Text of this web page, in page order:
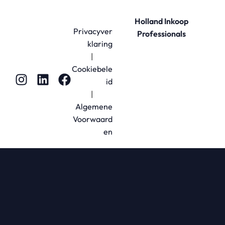
Holland Inkoop
Professionals
Privacyver
klaring
|
Cookiebele
id
|
Algemene
Voorwaard
en